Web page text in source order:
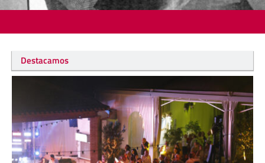
Destacamos